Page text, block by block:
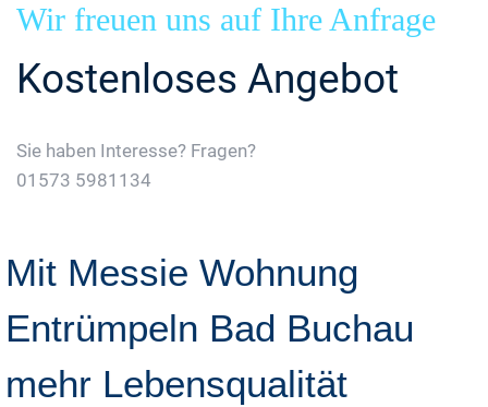
Wir freuen uns auf Ihre Anfrage
Kostenloses Angebot
Sie haben Interesse? Fragen?
01573 5981134
Mit Messie Wohnung
Entrümpeln Bad Buchau
mehr Lebensqualität